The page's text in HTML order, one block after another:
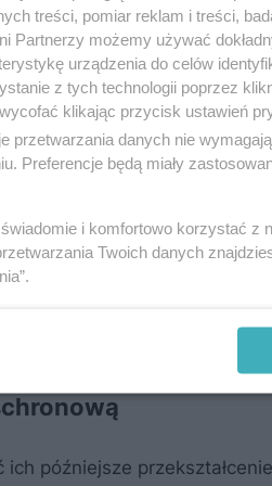
budynków
2026 r. Co to dokładnie
inwestowanie w
znajdowałyby się
służyłyby np. za garaże
opóźnień w kwestii budowy
późniejsze
treści, pomiar reklam i treści,
Partnerzy możemy używać
urządzenia do celów
z tych technologii poprzez
klikając przycisk ustawień
przetwarzania danych nie
Preferencje będą miały
i komfortowo korzystać z
Twoich danych